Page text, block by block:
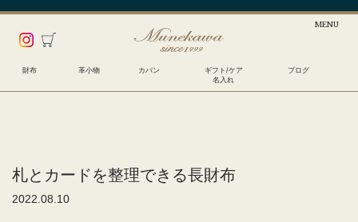
財布 革小物 カバン
ギフト/ケア
名入れ
ブログ
札とカードを整理できる長財布
2022.08.10